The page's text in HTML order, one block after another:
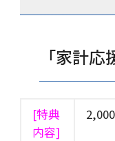
「家計
[特典
内容]